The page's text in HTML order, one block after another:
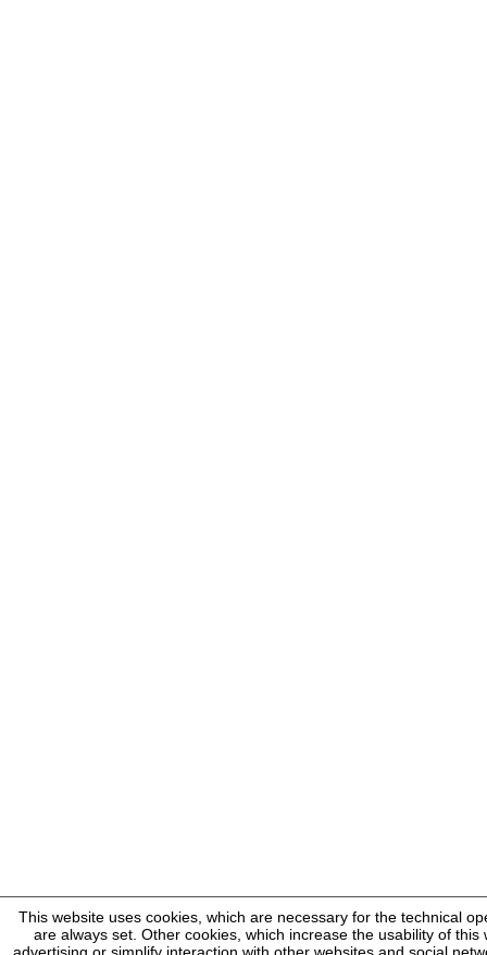
This website uses cookies, which are necessary for the technical
are always set. Other cookies, which increase the usability of this